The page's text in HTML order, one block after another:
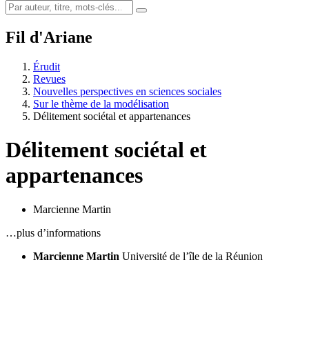
Fil d'Ariane
Érudit
Revues
Nouvelles perspectives en sciences sociales
Sur le thème de la modélisation
Délitement sociétal et appartenances
Délitement sociétal et
appartenances
Marcienne Martin
…plus d’informations
Marcienne Martin Université de l’île de la Réunion